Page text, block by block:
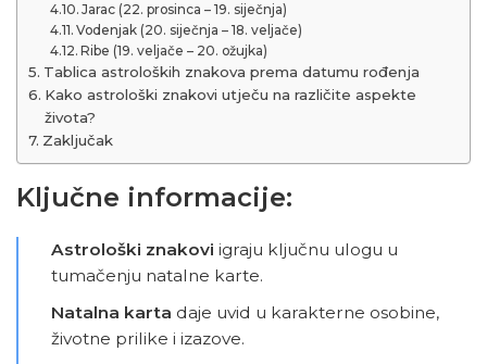
Jarac (22. prosinca – 19. siječnja)
Vodenjak (20. siječnja – 18. veljače)
Ribe (19. veljače – 20. ožujka)
Tablica astroloških znakova prema datumu rođenja
Kako astrološki znakovi utječu na različite aspekte
života?
Zaključak
Ključne informacije:
Astrološki znakovi igraju ključnu ulogu u
tumačenju natalne karte.
Natalna karta daje uvid u karakterne osobine,
životne prilike i izazove.